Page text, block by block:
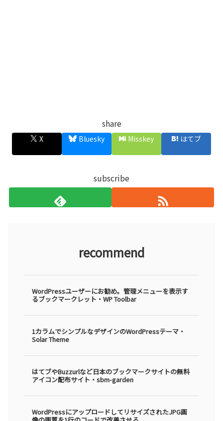
share
X Bluesky Misskey はてブ
subscribe
recommend
WordPressユーザーにお勧め。管理メニューを表示す
るブックマークレット・WP Toolbar
1カラムでシンプルなデザインのWordPressテーマ・
Solar Theme
はてブやBuzzurlなど日本のブックマークサイトの無料
アイコン配布サイト・sbm-garden
WordPressにアップロードしてリサイズされたJPG画